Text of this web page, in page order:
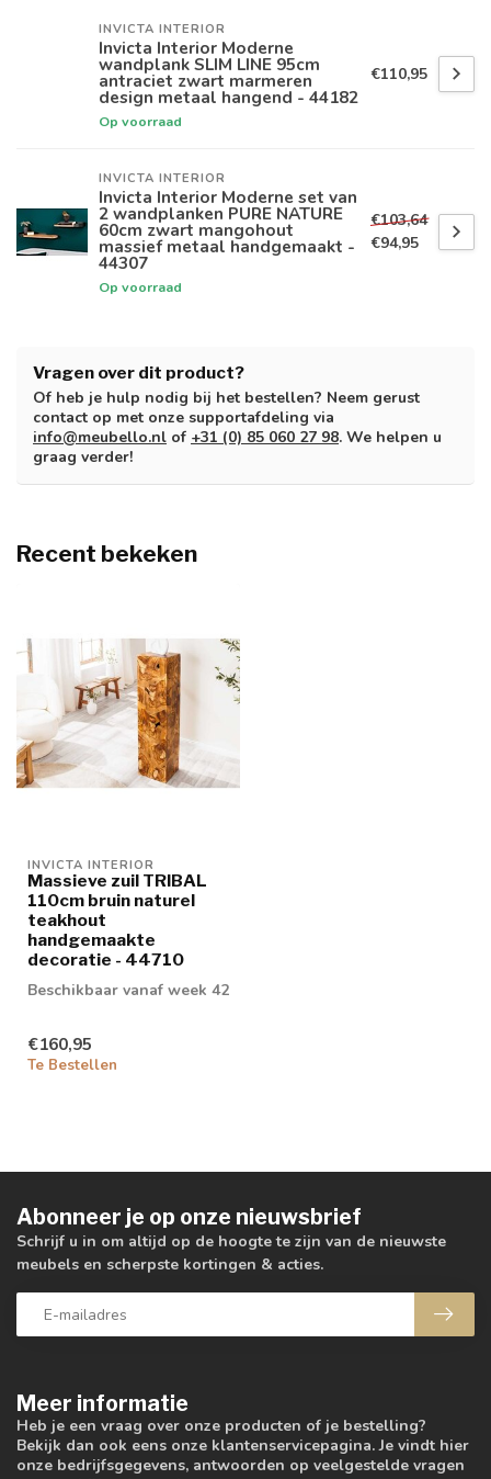
INVICTA INTERIOR
Invicta Interior Moderne
wandplank SLIM LINE 95cm
antraciet zwart marmeren
design metaal hangend - 44182
Op voorraad
€110,95
INVICTA INTERIOR
Invicta Interior Moderne set van
2 wandplanken PURE NATURE
60cm zwart mangohout
massief metaal handgemaakt -
44307
Op voorraad
€103,64
€94,95
Vragen over dit product?
Of heb je hulp nodig bij het bestellen? Neem gerust
contact op met onze supportafdeling via
info@meubello.nl of +31 (0) 85 060 27 98. We helpen u
graag verder!
Recent bekeken
INVICTA INTERIOR
Massieve zuil TRIBAL
110cm bruin naturel
teakhout
handgemaakte
decoratie - 44710
Beschikbaar vanaf week 42
€160,95
Te Bestellen
Meer informatie
Heb je een vraag over onze producten of je bestelling?
Bekijk dan ook eens onze klantenservicepagina. Je vindt hier
onze bedrijfsgegevens, antwoorden op veelgestelde vragen
Abonneer je op onze nieuwsbrief
Schrijf u in om altijd op de hoogte te zijn van de nieuwste
meubels en scherpste kortingen & acties.